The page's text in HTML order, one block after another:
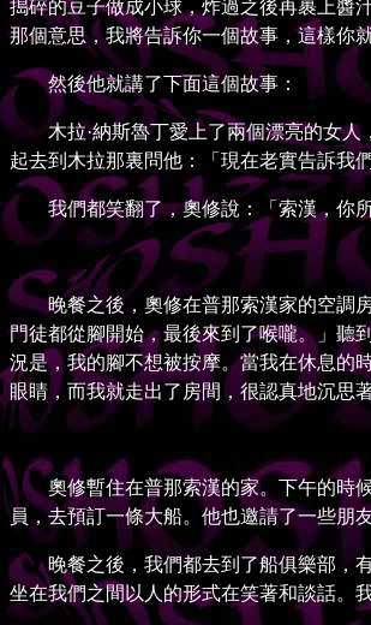
搗碎的豆子做成小球，炸過之後再裹上醬
那個意思，我將告訴你一個故事，這樣你
然後他就講了下面這個故事：
木拉·納斯魯丁愛上了兩個漂亮的女人，
起去到木拉那裏問他：「現在老實告訴我
我們都笑翻了，奧修說：「索漢，你所
晚餐之後，奧修在普那索漢家的空調房
門徒都從腳開始，最後來到了喉嚨。」聽
況是，我的腳不想被按摩。當我在休息的
眼睛，而我就走出了房間，很認真地沉思
奧修暫住在普那索漢的家。下午的時候
員，去預訂一條大船。他也邀請了一些朋
晚餐之後，我們都去到了船俱樂部，有
坐在我們之間以人的形式在笑著和談話。